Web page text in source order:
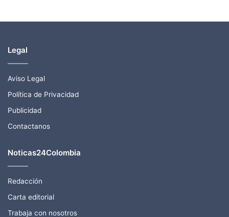
Legal
Aviso Legal
Política de Privacidad
Publicidad
Contactanos
Noticas24Colombia
Redacción
Carta editorial
Trabaja con nosotros